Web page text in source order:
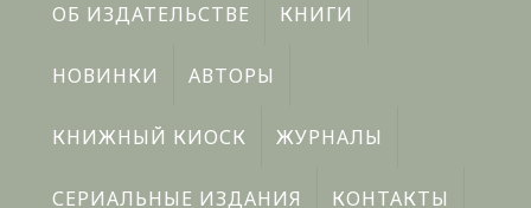
ОБ ИЗДАТЕЛЬСТВЕ КНИГИ
НОВИНКИ АВТОРЫ
КНИЖНЫЙ КИОСК ЖУРНАЛЫ
СЕРИАЛЬНЫЕ ИЗДАНИЯ КОНТАКТЫ